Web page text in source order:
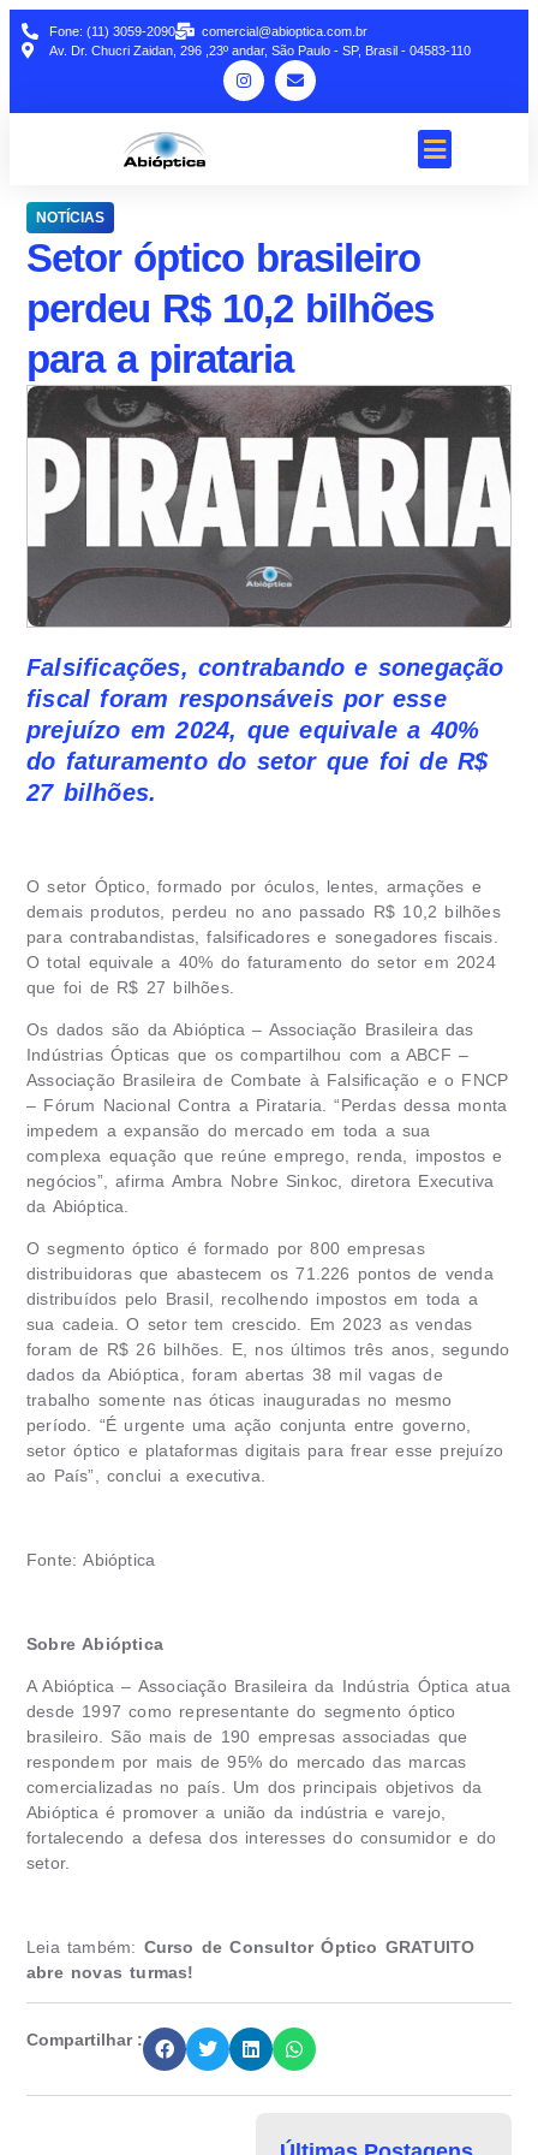
Fone: (11) 3059-2090
comercial@abioptica.com.br
Av. Dr. Chucri Zaidan, 296 ,23º andar, São Paulo - SP, Brasil - 04583-110
NOTÍCIAS
Setor óptico brasileiro
perdeu R$ 10,2 bilhões
para a pirataria
Falsificações, contrabando e sonegação
fiscal foram responsáveis por esse
prejuízo em 2024, que equivale a 40%
do faturamento do setor que foi de R$
27 bilhões.
O setor Óptico, formado por óculos, lentes, armações e
demais produtos, perdeu no ano passado R$ 10,2 bilhões
para contrabandistas, falsificadores e sonegadores fiscais.
O total equivale a 40% do faturamento do setor em 2024
que foi de R$ 27 bilhões.
Os dados são da Abióptica – Associação Brasileira das
Indústrias Ópticas que os compartilhou com a ABCF –
Associação Brasileira de Combate à Falsificação e o FNCP
– Fórum Nacional Contra a Pirataria. “Perdas dessa monta
impedem a expansão do mercado em toda a sua
complexa equação que reúne emprego, renda, impostos e
negócios”, afirma Ambra Nobre Sinkoc, diretora Executiva
da Abióptica.
O segmento óptico é formado por 800 empresas
distribuidoras que abastecem os 71.226 pontos de venda
distribuídos pelo Brasil, recolhendo impostos em toda a
sua cadeia. O setor tem crescido. Em 2023 as vendas
foram de R$ 26 bilhões. E, nos últimos três anos, segundo
dados da Abióptica, foram abertas 38 mil vagas de
trabalho somente nas óticas inauguradas no mesmo
período. “É urgente uma ação conjunta entre governo,
setor óptico e plataformas digitais para frear esse prejuízo
ao País”, conclui a executiva.
Fonte: Abióptica
Sobre Abióptica
A Abióptica – Associação Brasileira da Indústria Óptica atua
desde 1997 como representante do segmento óptico
brasileiro. São mais de 190 empresas associadas que
respondem por mais de 95% do mercado das marcas
comercializadas no país. Um dos principais objetivos da
Abióptica é promover a união da indústria e varejo,
fortalecendo a defesa dos interesses do consumidor e do
setor.
Leia também: Curso de Consultor Óptico GRATUITO
abre novas turmas!
Compartilhar :